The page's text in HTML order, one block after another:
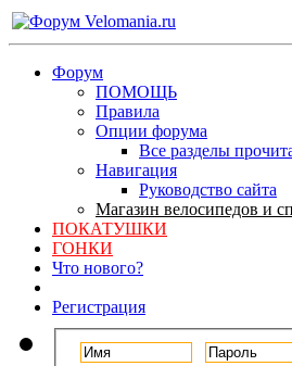
Форум
ПОМОЩЬ
Правила
Опции форума
Все разделы
Навигация
Руководство сайта
Магазин велосипедов и
ПОКАТУШКИ
ГОНКИ
Что нового?
Регистрация